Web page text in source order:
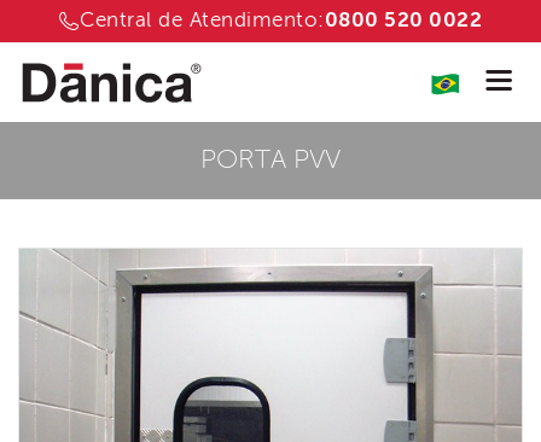
Central de Atendimento:0800 520 0022
PORTA PVV